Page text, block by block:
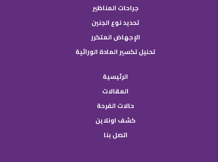
جراحات المناظير
تحديد نوع الجنين
الإجهاض المتكرر
تحليل تكسير المادة الوراثية
الرئيسية
المقالات
حالات الفرحة
كشف اونلاين
اتصل بنا